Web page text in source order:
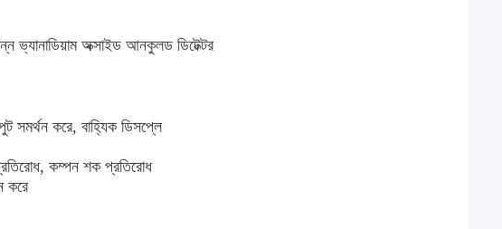
অক্সাইড আনকুলড ডিটেক্টর
করে, বাহ্যিক ডিসপ্লে
কম্পন শক প্রতিরোধ
করে